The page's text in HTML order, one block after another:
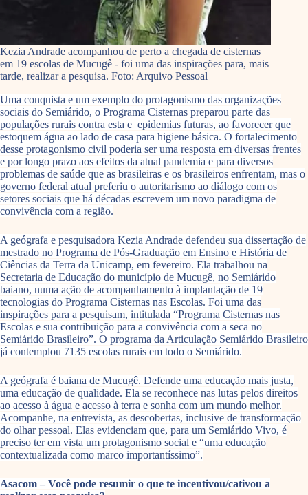
Kezia Andrade acompanhou de perto a chegada de cisternas
em 19 escolas de Mucugê - foi uma das inspirações para, mais
tarde, realizar a pesquisa. Foto: Arquivo Pessoal
Uma conquista e um exemplo do protagonismo das organizações
sociais do Semiárido, o Programa Cisternas preparou parte das
populações rurais contra esta e epidemias futuras, ao favorecer que
estoquem água ao lado de casa para higiene básica. O fortalecimento
desse protagonismo civil poderia ser uma resposta em diversas frentes
e por longo prazo aos efeitos da atual pandemia e para diversos
problemas de saúde que as brasileiras e os brasileiros enfrentam, mas o
governo federal atual preferiu o autoritarismo ao diálogo com os
setores sociais que há décadas escrevem um novo paradigma de
convivência com a região.
A geógrafa e pesquisadora Kezia Andrade defendeu sua dissertação de
mestrado no Programa de Pós-Graduação em Ensino e História de
Ciências da Terra da Unicamp, em fevereiro. Ela trabalhou na
Secretaria de Educação do município de Mucugê, no Semiárido
baiano, numa ação de acompanhamento à implantação de 19
tecnologias do Programa Cisternas nas Escolas. Foi uma das
inspirações para a pesquisam, intitulada “Programa Cisternas nas
Escolas e sua contribuição para a convivência com a seca no
Semiárido Brasileiro”. O programa da Articulação Semiárido Brasileiro
já contemplou 7135 escolas rurais em todo o Semiárido.
A geógrafa é baiana de Mucugê. Defende uma educação mais justa,
uma educação de qualidade. Ela se reconhece nas lutas pelos direitos
ao acesso à água e acesso à terra e sonha com um mundo melhor.
Acompanhe, na entrevista, as descobertas, inclusive de transformação
do olhar pessoal. Elas evidenciam que, para um Semiárido Vivo, é
preciso ter em vista um protagonismo social e “uma educação
contextualizada como marco importantíssimo”.
Asacom – Você pode resumir o que te incentivou/cativou a